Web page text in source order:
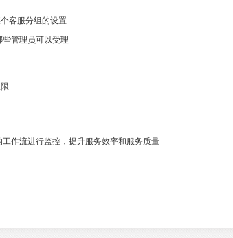
客服分组的设置
管理员可以受理
作流进行监控，提升服务效率和服务质量